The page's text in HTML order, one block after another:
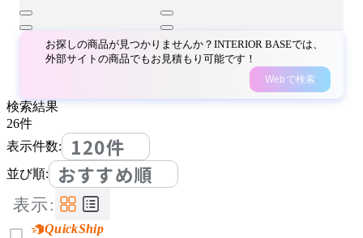
お探しの商品が見つかりませんか？INTERIOR BASEでは、
外部サイトの商品でもお見積もり可能です！
Webで検索
検索結果
26件
表示件数:
120件
並び順: おすすめ順
表示:
QuickShip